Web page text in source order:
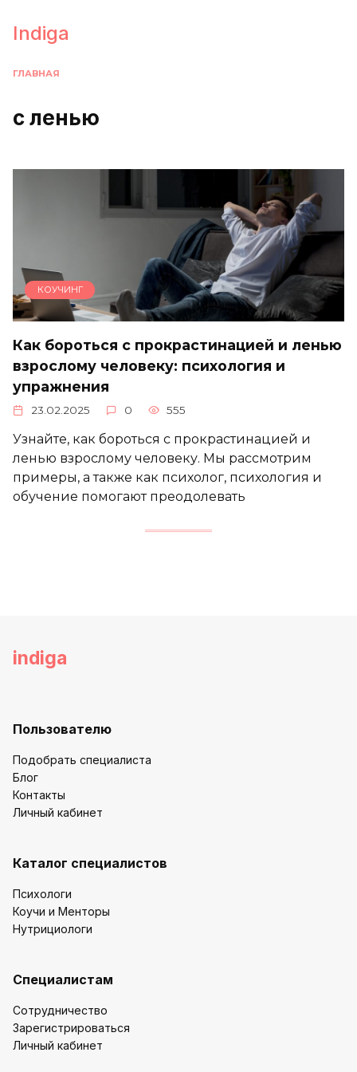
содержанию
Indiga
ГЛАВНАЯ
с ленью
КОУЧИНГ
Как бороться с прокрастинацией и ленью
взрослому человеку: психология и
упражнения
23.02.2025 0 555
Узнайте, как бороться с прокрастинацией и
ленью взрослому человеку. Мы рассмотрим
примеры, а также как психолог, психология и
обучение помогают преодолевать
indiga
Пользователю
Подобрать специалиста
Блог
Контакты
Личный кабинет
Каталог специалистов
Психологи
Коучи и Менторы
Нутрициологи
Специалистам
Сотрудничество
Зарегистрироваться
Личный кабинет